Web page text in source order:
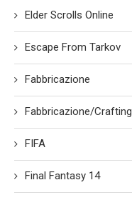
Elder Scrolls Online
Escape From Tarkov
Fabbricazione
Fabbricazione/Crafting
FIFA
Final Fantasy 14